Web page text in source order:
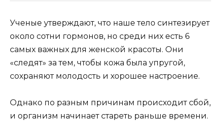
Ученые утверждают, что наше тело синтезирует
около сотни гормонов, но среди них есть 6
самых важных для женской красоты. Они
«следят» за тем, чтобы кожа была упругой,
сохраняют молодость и хорошее настроение.
Однако по разным причинам происходит сбой,
и организм начинает стареть раньше времени.